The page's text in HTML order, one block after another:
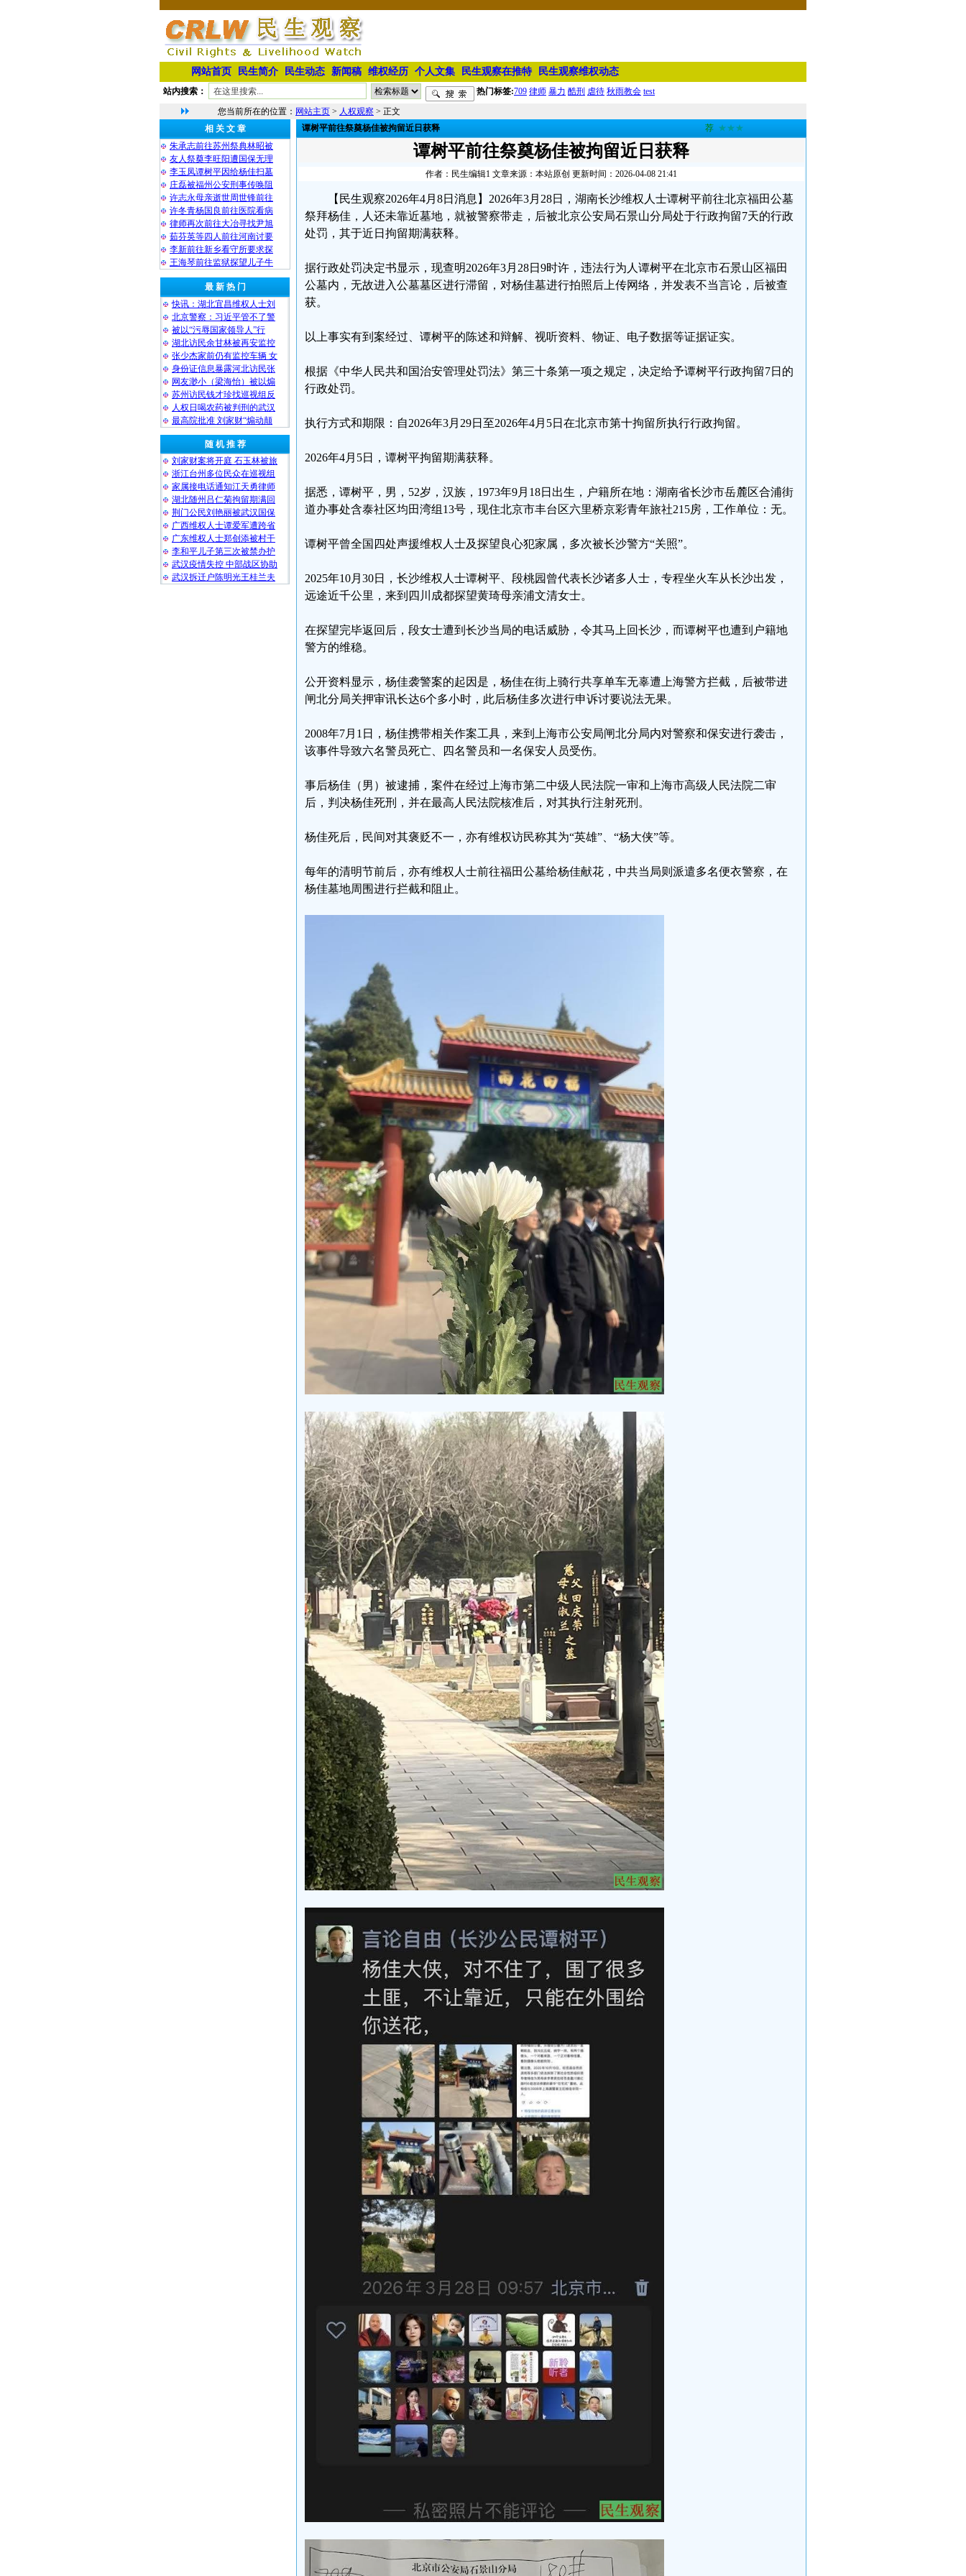
网站首页 民生简介 民生动态 新闻稿 维权经历 个人文集 民生观察在推特 民生观察维权动态
站内搜索： 热门标签:709 律师 暴力 酷刑 虐待 秋雨教会 test
您当前所在的位置： 网站主页 > 人权观察 > 正文
相 关 文 章
朱承志前往苏州祭典林昭被
友人祭奠李旺阳遭国保无理
李玉凤谭树平因给杨佳扫墓
庄磊被福州公安刑事传唤阻
许志永母亲逝世周世锋前往
许冬青杨国良前往医院看病
律师再次前往大冶寻找尹旭
茹芬英等四人前往河南讨要
李新前往新乡看守所要求探
王海琴前往监狱探望儿子牛
最 新 热 门
快讯：湖北宜昌维权人士刘
北京警察：习近平管不了警
被以“污辱国家领导人”行
湖北访民余甘林被再安监控
张少杰家前仍有监控车辆 女
身份证信息暴露河北访民张
网友渺小（梁海怡）被以煽
苏州访民钱才珍找巡视组反
人权日喝农药被判刑的武汉
最高院批准 刘家财“煽动颠
随 机 推 荐
刘家财案将开庭 石玉林被旅
浙江台州多位民众在巡视组
家属接电话通知江天勇律师
湖北随州吕仁菊拘留期满回
荆门公民刘艳丽被武汉国保
广西维权人士谭爱军遭跨省
广东维权人士郑创添被村干
李和平儿子第三次被禁办护
武汉疫情失控 中部战区协助
武汉拆迁户陈明光王桂兰夫
谭树平前往祭奠杨佳被拘留近日获释 荐 ★★★
谭树平前往祭奠杨佳被拘留近日获释
作者：民生编辑1 文章来源：本站原创 更新时间：2026-04-08 21:41
【民生观察2026年4月8日消息】2026年3月28日，湖南长沙维权人士谭树平前往北京福田公墓
祭拜杨佳，人还未靠近墓地，就被警察带走，后被北京公安局石景山分局处于行政拘留7天的行政
处罚，其于近日拘留期满获释。
据行政处罚决定书显示，现查明2026年3月28日9时许，违法行为人谭树平在北京市石景山区福田
公墓内，无故进入公墓墓区进行滞留，对杨佳墓进行拍照后上传网络，并发表不当言论，后被查
获。
以上事实有到案经过、谭树平的陈述和辩解、视听资料、物证、电子数据等证据证实。
根据《中华人民共和国治安管理处罚法》第三十条第一项之规定，决定给予谭树平行政拘留7日的
行政处罚。
执行方式和期限：自2026年3月29日至2026年4月5日在北京市第十拘留所执行行政拘留。
2026年4月5日，谭树平拘留期满获释。
据悉，谭树平，男，52岁，汉族，1973年9月18日出生，户籍所在地：湖南省长沙市岳麓区合浦街
道办事处含泰社区均田湾组13号，现住北京市丰台区六里桥京彩青年旅社215房，工作单位：无。
谭树平曾全国四处声援维权人士及探望良心犯家属，多次被长沙警方“关照”。
2025年10月30日，长沙维权人士谭树平、段桃园曾代表长沙诸多人士，专程坐火车从长沙出发，
远途近千公里，来到四川成都探望黄琦母亲浦文清女士。
在探望完毕返回后，段女士遭到长沙当局的电话威胁，令其马上回长沙，而谭树平也遭到户籍地
警方的维稳。
公开资料显示，杨佳袭警案的起因是，杨佳在街上骑行共享单车无辜遭上海警方拦截，后被带进
闸北分局关押审讯长达6个多小时，此后杨佳多次进行申诉讨要说法无果。
2008年7月1日，杨佳携带相关作案工具，来到上海市公安局闸北分局内对警察和保安进行袭击，
该事件导致六名警员死亡、四名警员和一名保安人员受伤。
事后杨佳（男）被逮捕，案件在经过上海市第二中级人民法院一审和上海市高级人民法院二审
后，判决杨佳死刑，并在最高人民法院核准后，对其执行注射死刑。
杨佳死后，民间对其褒贬不一，亦有维权访民称其为“英雄”、“杨大侠”等。
每年的清明节前后，亦有维权人士前往福田公墓给杨佳献花，中共当局则派遣多名便衣警察，在
杨佳墓地周围进行拦截和阻止。